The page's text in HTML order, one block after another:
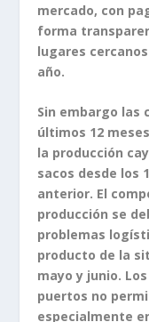
mercado, con
forma
lugares
año.
Sin embargo las
últimos 12
la producción
sacos desde los
anterior. El
producción se
problemas
producto de la
mayo y junio.
puertos no
especialmente